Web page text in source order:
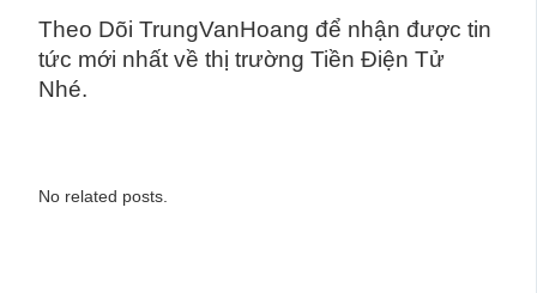
Theo Dõi TrungVanHoang để nhận được tin
tức mới nhất về thị trường Tiền Điện Tử
Nhé.
No related posts.